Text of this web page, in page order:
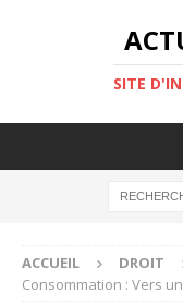
SITE
ACCUEIL DROIT
Consommation : Vers